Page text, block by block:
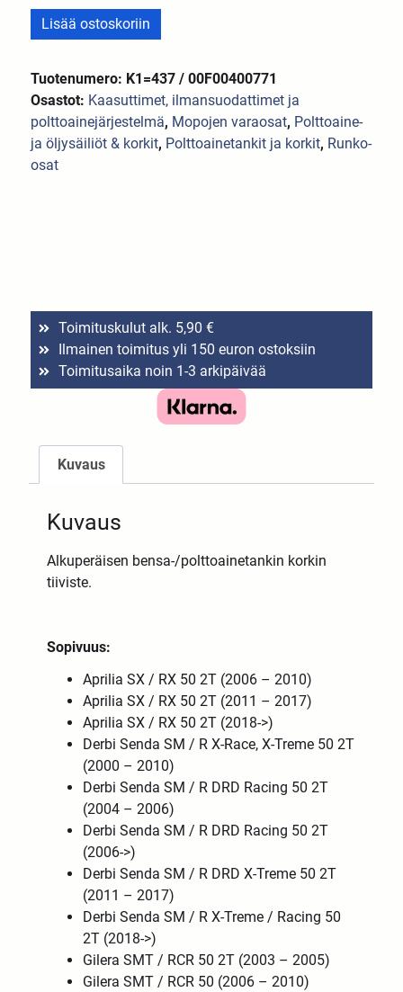
Lisää ostoskoriin
Tuotenumero: K1=437 / 00F00400771
Osastot: Kaasuttimet, ilmansuodattimet ja
polttoainejärjestelmä, Mopojen varaosat, Polttoaine-
ja öljysäiliöt & korkit, Polttoainetankit ja korkit, Runko-
osat
Toimituskulut alk. 5,90 €
Ilmainen toimitus yli 150 euron ostoksiin
Toimitusaika noin 1-3 arkipäivää
Kuvaus
Kuvaus
Alkuperäisen bensa-/polttoainetankin korkin
tiiviste.
Sopivuus:
Aprilia SX / RX 50 2T (2006 – 2010)
Aprilia SX / RX 50 2T (2011 – 2017)
Aprilia SX / RX 50 2T (2018->)
Derbi Senda SM / R X-Race, X-Treme 50 2T
(2000 – 2010)
Derbi Senda SM / R DRD Racing 50 2T
(2004 – 2006)
Derbi Senda SM / R DRD Racing 50 2T
(2006->)
Derbi Senda SM / R DRD X-Treme 50 2T
(2011 – 2017)
Derbi Senda SM / R X-Treme / Racing 50
2T (2018->)
Gilera SMT / RCR 50 2T (2003 – 2005)
Gilera SMT / RCR 50 (2006 – 2010)